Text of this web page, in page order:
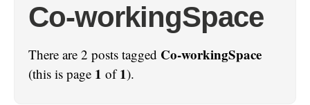
Co-workingSpace
There are 2 posts tagged Co-workingSpace
(this is page 1 of1).